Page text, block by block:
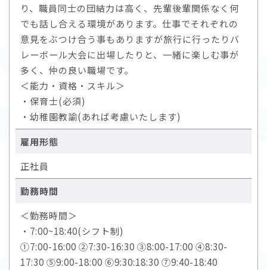
り、職員同士の団結力は高く、先輩後輩関係なく何
でも話し合える環境があります。仕事でそれぞれの
意見をぶつけ合う事もありますが旅行に行ったりバ
レーボール大会に出場したりと、一緒に楽しむ事が
多く、仲の良い職場です。
＜能力・資格・スキル＞
・保育士(必須)
・幼稚園教諭(あれば考慮いたします)
雇用形態
正社員
勤務時間
＜勤務時間＞
・7:00~18:40(シフト制)
①7:00-16:00 ②7:30-16:30 ③8:00-17:00 ④8:30-
17:30 ⑤9:00-18:00 ⑥9:30:18:30 ⑦9:40-18:40